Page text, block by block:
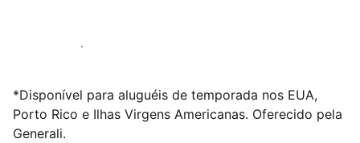
Anunciar conosco
*Disponível para aluguéis de temporada nos EUA,
Porto Rico e Ilhas Virgens Americanas. Oferecido pela
Generali.